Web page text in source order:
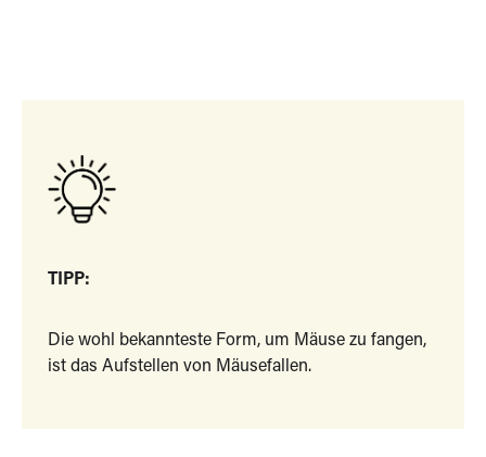
TIPP:
Die wohl bekannteste Form, um Mäuse zu fangen,
ist das Aufstellen von Mäusefallen.